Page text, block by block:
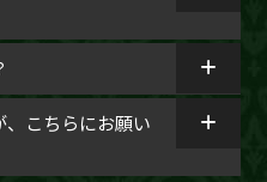
、こちらにお願い